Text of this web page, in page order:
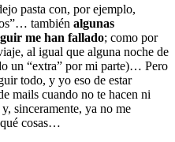
pasta con, por ejemplo,
también algunas
me han fallado; como por
al igual que alguna noche de
un “extra” por mi parte)… Pero
todo, y yo eso de estar
mails cuando no te hacen ni
y, sinceramente, ya no me
cosas…